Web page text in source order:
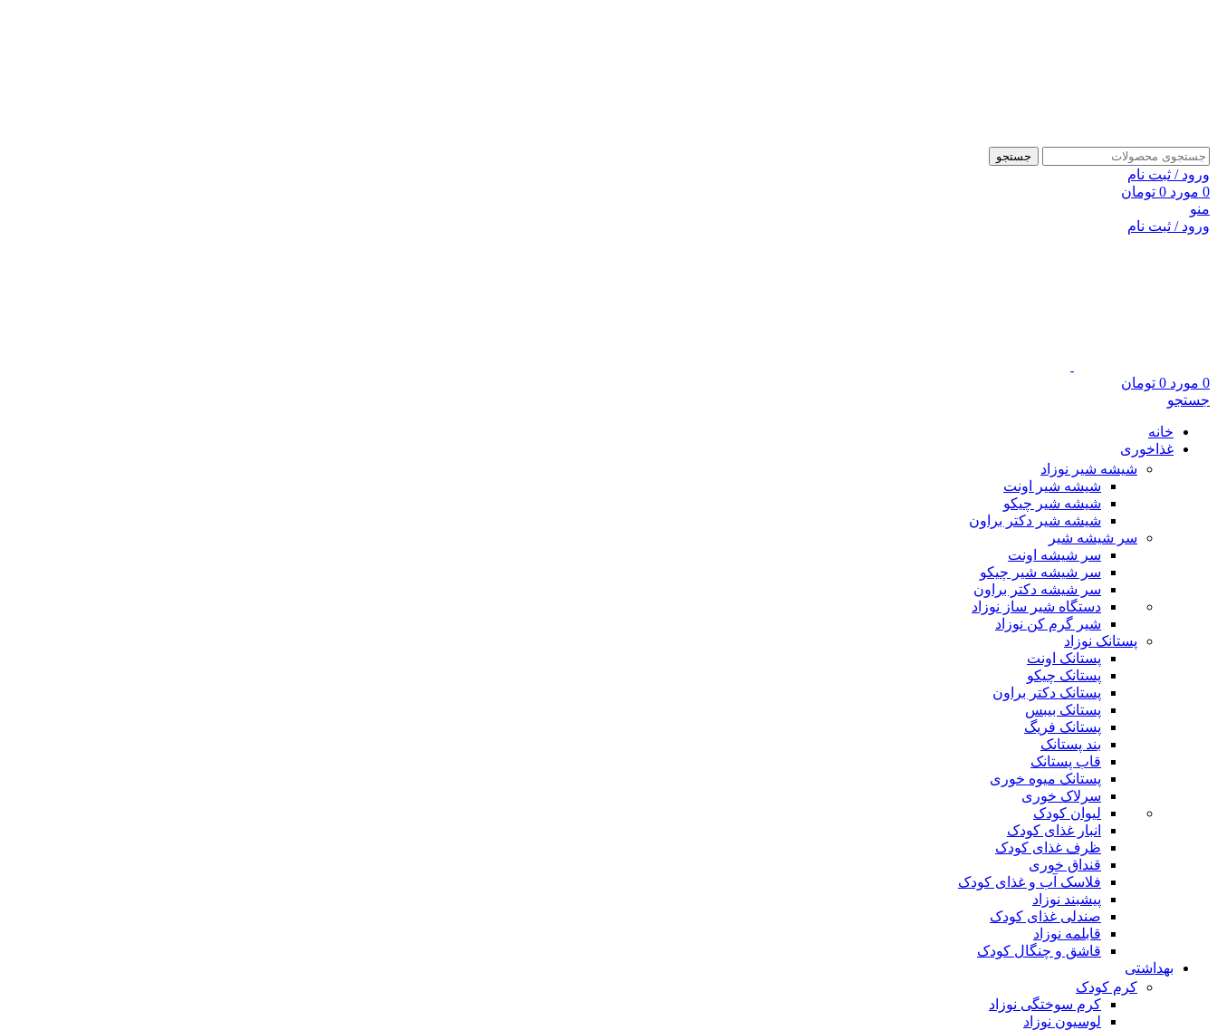
جستجو
ورود / ثبت نام
0 مورد 0 تومان
منو
ورود / ثبت نام
0 مورد 0 تومان
جستجو
خانه
غذاخوری
شیشه شیر نوزاد
شیشه شیر اونت
شیشه شیر چیکو
شیشه شیر دکتر براون
سر شیشه شیر
سر شیشه اونت
سر شیشه شیر چیکو
سر شیشه دکتر براون
دستگاه شیر ساز نوزاد
شیر گرم کن نوزاد
پستانک نوزاد
پستانک اونت
پستانک چیکو
پستانک دکتر براون
پستانک بیبس
پستانک فریگ
بند پستانک
قاب پستانک
پستانک میوه خوری
سرلاک خوری
لیوان کودک
انبار غذای کودک
ظرف غذای کودک
قنداق خوری
فلاسک آب و غذای کودک
پیشبند نوزاد
صندلی غذای کودک
قابلمه نوزاد
قاشق و چنگال کودک
بهداشتی
کرم کودک
کرم سوختگی نوزاد
لوسیون نوزاد